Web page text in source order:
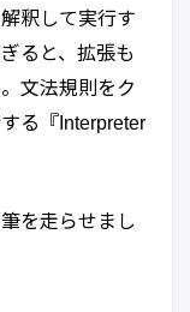
釈して実行す
ると、拡張も
文法規則をク
る『Interpreter
を走らせまし